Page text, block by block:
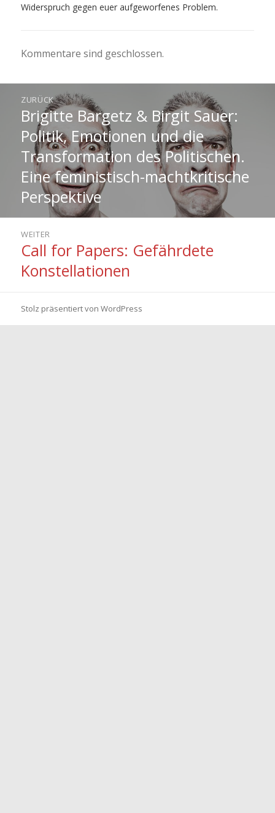
Widerspruch gegen euer aufgeworfenes Problem.
Kommentare sind geschlossen.
Beitragsnavigation
ZURÜCK
Vorheriger
Beitrag:
Brigitte Bargetz & Birgit Sauer:
Politik, Emotionen und die
Transformation des Politischen.
Eine feministisch-machtkritische
Perspektive
WEITER
Nächster
Beitrag:
Call for Papers: Gefährdete
Konstellationen
Stolz präsentiert von WordPress